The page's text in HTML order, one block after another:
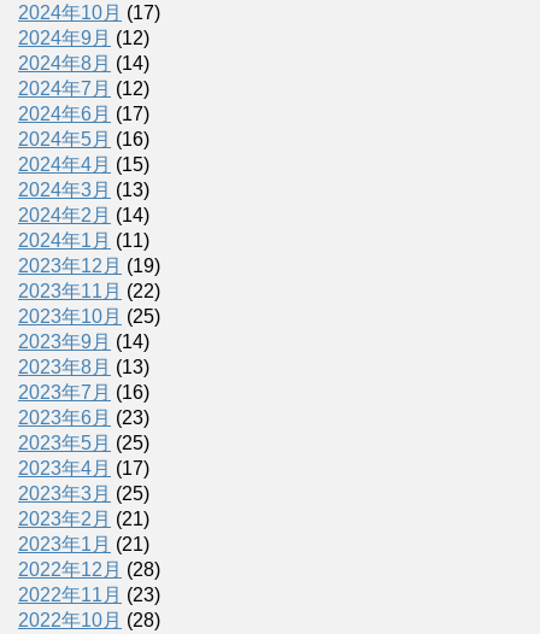
2024年10月 (17)
2024年9月 (12)
2024年8月 (14)
2024年7月 (12)
2024年6月 (17)
2024年5月 (16)
2024年4月 (15)
2024年3月 (13)
2024年2月 (14)
2024年1月 (11)
2023年12月 (19)
2023年11月 (22)
2023年10月 (25)
2023年9月 (14)
2023年8月 (13)
2023年7月 (16)
2023年6月 (23)
2023年5月 (25)
2023年4月 (17)
2023年3月 (25)
2023年2月 (21)
2023年1月 (21)
2022年12月 (28)
2022年11月 (23)
2022年10月 (28)